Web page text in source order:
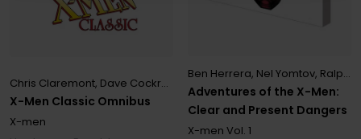
X-Men Classic Omnibus
Chris Claremont, Dave Cockrum
X-men
Adventures of the X-Men:
Clear and Present Dangers
Ben Herrera, Nel Yomtov, Ralph Macchio
X-men Vol. 1